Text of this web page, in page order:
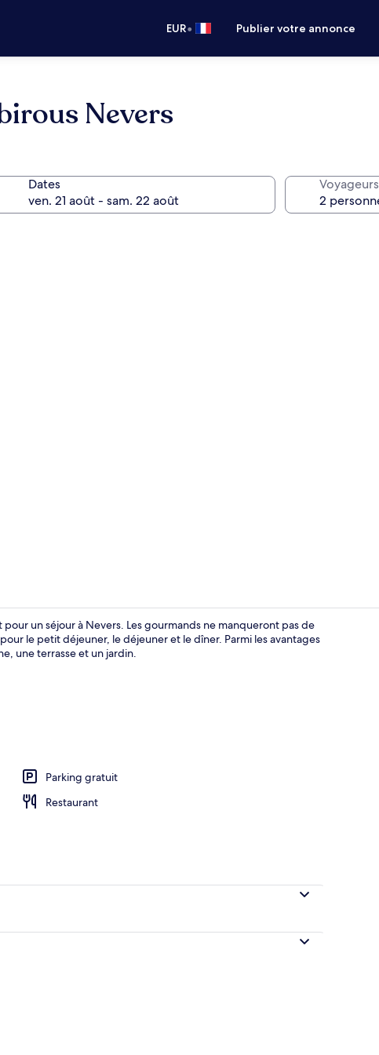
EUR• Publier votre annonce
Nevers
Dates Voyageurs
un séjour à Nevers. Les gourmands ne manqueront pas de
le petit déjeuner, le déjeuner et le dîner. Parmi les avantages
une terrasse et un jardin.
Parking gratuit
Restaurant